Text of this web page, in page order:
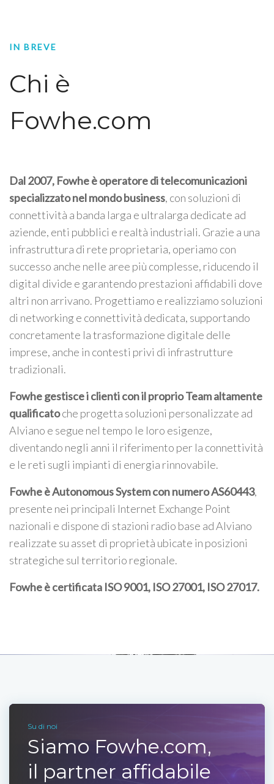
IN BREVE
Chi è
Fowhe.com
Dal 2007, Fowhe è operatore di telecomunicazioni
specializzato nel mondo business, con soluzioni di
connettività a banda larga e ultralarga dedicate ad
aziende, enti pubblici e realtà industriali. Grazie a una
infrastruttura di rete proprietaria, operiamo con
successo anche nelle aree più complesse, riducendo il
digital divide e garantendo prestazioni affidabili dove
altri non arrivano. Progettiamo e realizziamo soluzioni
di networking e connettività dedicata, supportando
concretamente la trasformazione digitale delle
imprese, anche in contesti privi di infrastrutture
tradizionali.
Fowhe gestisce i clienti con il proprio Team altamente
qualificatoche progetta soluzioni personalizzate ad
Alviano e segue nel tempo le loro esigenze,
diventando negli anni il riferimento per la connettività
e le reti sugli impianti di energia rinnovabile.
Fowhe è Autonomous System con numero AS60443,
presente nei principali Internet Exchange Point
nazionali e dispone di stazioni radio base ad Alviano
realizzate su asset di proprietà ubicate in posizioni
strategiche sul territorio regionale.
Fowhe è certificata ISO 9001, ISO 27001, ISO 27017.
Su di noi
Siamo Fowhe.com,
il partner affidabile